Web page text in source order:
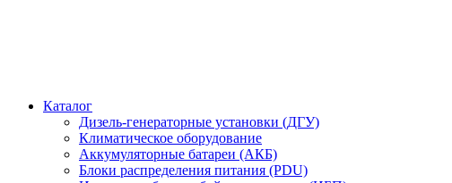
Каталог
Дизель-генераторные установки (ДГУ)
Климатическое оборудование
Аккумуляторные батареи (АКБ)
Блоки распределения питания (PDU)